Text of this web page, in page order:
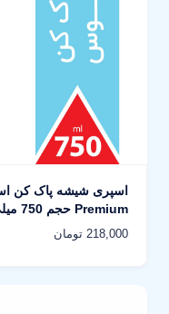
Premium حجم 750 میلی‌لیتر
218,000 تومان